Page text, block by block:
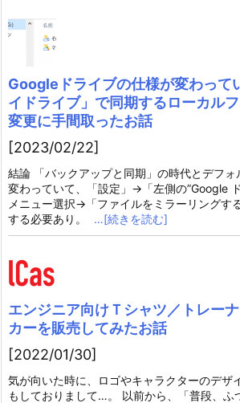
Googleドライブの仕様が変わって
イドライブ」で同期するローカル
変更に手間取ったお話
[2023/02/22]
結論 「バックアップと同期」の時代とデフォ
変わっていて、「設定」→「左側の”Google ド
メニュー選択→「ファイルをミラーリングす
する必要あり。
…[続きを読む]
エンジニア向けＴシャツ／トレー
カーを販売してみたお話
[2022/01/30]
気が向いた時に、ロゴやキャラクターのデザ
もしておりまして…。 以前から、「普段、ふ